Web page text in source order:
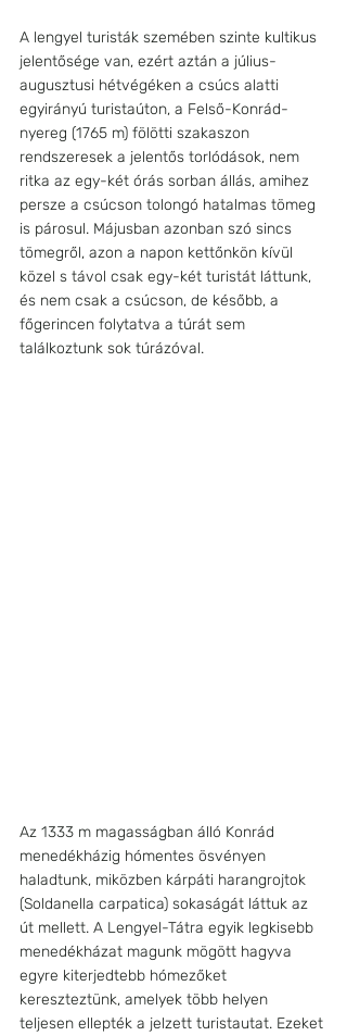
A lengyel turisták szemében szinte kultikus
jelentősége van, ezért aztán a július-
augusztusi hétvégéken a csúcs alatti
egyirányú turistaúton, a Felső-Konrád-
nyereg (1765 m) fölötti szakaszon
rendszeresek a jelentős torlódások, nem
ritka az egy-két órás sorban állás, amihez
persze a csúcson tolongó hatalmas tömeg
is párosul. Májusban azonban szó sincs
tömegről, azon a napon kettőnkön kívül
közel s távol csak egy-két turistát láttunk,
és nem csak a csúcson, de később, a
főgerincen folytatva a túrát sem
találkoztunk sok túrázóval.
Az 1333 m magasságban álló Konrád
menedékházig hómentes ösvényen
haladtunk, miközben kárpáti harangrojtok
(Soldanella carpatica) sokaságát láttuk az
út mellett. A Lengyel-Tátra egyik legkisebb
menedékházat magunk mögött hagyva
egyre kiterjedtebb hómezőket
kereszteztünk, amelyek több helyen
teljesen ellepték a jelzett turistautat. Ezeket